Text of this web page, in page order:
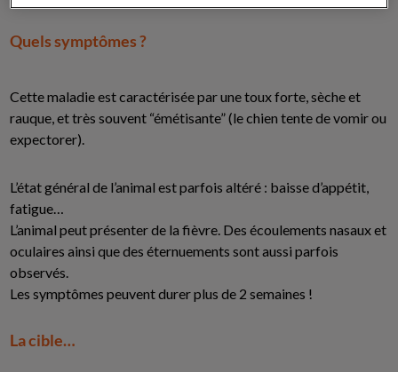
Quels symptômes ?
Cette maladie est caractérisée par une toux forte, sèche et
rauque, et très souvent “émétisante” (le chien tente de vomir ou
expectorer).
L’état général de l’animal est parfois altéré : baisse d’appétit,
fatigue…
L’animal peut présenter de la fièvre. Des écoulements nasaux et
oculaires ainsi que des éternuements sont aussi parfois
observés.
Les symptômes peuvent durer plus de 2 semaines !
La cible…